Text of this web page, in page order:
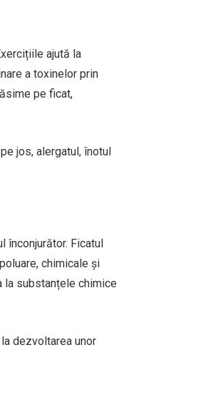
ajută la
a toxinelor prin
pe ficat,
jos, alergatul, înotul
înconjurător. Ficatul
chimicale și
la substanțele chimice
dezvoltarea unor